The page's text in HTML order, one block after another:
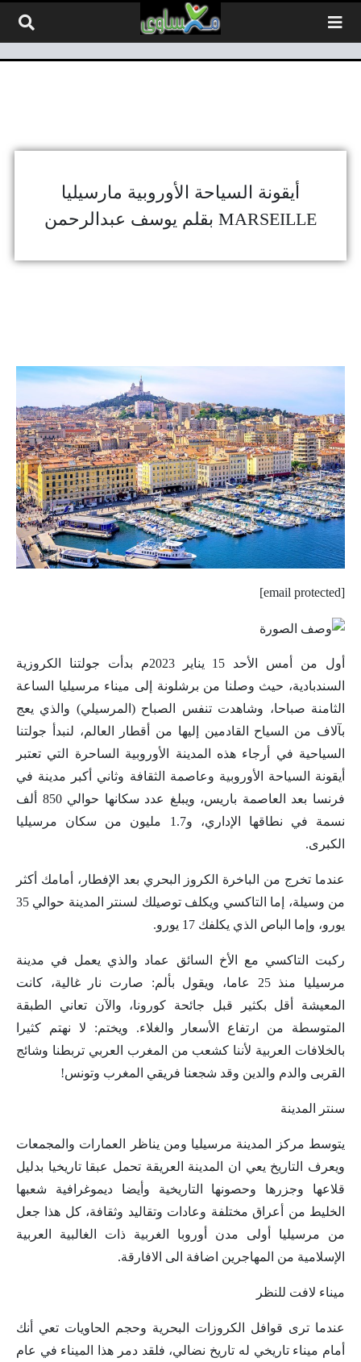
أيقونة السياحة الأوروبية مارسيليا
MARSEILLE بقلم يوسف عبدالرحمن
[email protected]
أول من أمس الأحد 15 يناير 2023م بدأت جولتنا الكروزية
السندبادية، حيث وصلنا من برشلونة إلى ميناء مرسيليا الساعة
الثامنة صباحا، وشاهدت تنفس الصباح (المرسيلي) والذي يعج
بآلاف من السياح القادمين إليها من أقطار العالم، لنبدأ جولتنا
السياحية في أرجاء هذه المدينة الأوروبية الساحرة التي تعتبر
أيقونة السياحة الأوروبية وعاصمة الثقافة وثاني أكبر مدينة في
فرنسا بعد العاصمة باريس، ويبلغ عدد سكانها حوالي 850 ألف
نسمة في نطاقها الإداري، و1.7 مليون من سكان مرسيليا
الكبرى.
عندما تخرج من الباخرة الكروز البحري بعد الإفطار، أمامك أكثر
من وسيلة، إما التاكسي ويكلف توصيلك لسنتر المدينة حوالي 35
يورو، وإما الباص الذي يكلفك 17 يورو.
ركبت التاكسي مع الأخ السائق عماد والذي يعمل في مدينة
مرسيليا منذ 25 عاما، ويقول بألم: صارت نار غالية، كانت
المعيشة أقل بكثير قبل جائحة كورونا، والآن تعاني الطبقة
المتوسطة من ارتفاع الأسعار والغلاء. ويختم: لا نهتم كثيرا
بالخلافات العربية لأننا كشعب من المغرب العربي تربطنا وشائج
القربى والدم والدين وقد شجعنا فريقي المغرب وتونس!
سنتر المدينة
يتوسط مركز المدينة مرسيليا ومن يناظر العمارات والمجمعات
ويعرف التاريخ يعي ان المدينة العريقة تحمل عبقا تاريخيا بدليل
قلاعها وجزرها وحصونها التاريخية وأيضا ديموغرافية شعبها
الخليط من أعراق مختلفة وعادات وتقاليد وثقافة، كل هذا جعل
من مرسيليا أولى مدن أوروبا الغربية ذات الغالبية العربية
الإسلامية من المهاجرين اضافة الى الافارقة.
ميناء لافت للنظر
عندما ترى قوافل الكروزات البحرية وحجم الحاويات تعي أنك
أمام ميناء تاريخي له تاريخ نضالي، فلقد دمر هذا الميناء في عام